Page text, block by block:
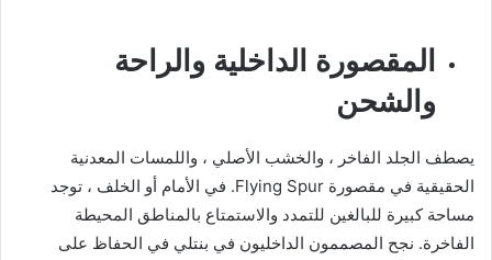
المقصورة الداخلية والراحة
والشحن
يصطف الجلد الفاخر ، والخشب الأصلي ، واللمسات المعدنية
الحقيقية في مقصورة Flying Spur. في الأمام أو الخلف ، توجد
مساحة كبيرة للبالغين للتمدد والاستمتاع بالمناطق المحيطة
الفاخرة. نجح المصممون الداخليون في بنتلي في الحفاظ على